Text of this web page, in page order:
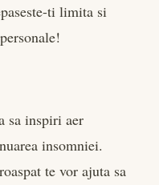
ti limita si
sa inspiri aer
insomniei.
te vor ajuta sa